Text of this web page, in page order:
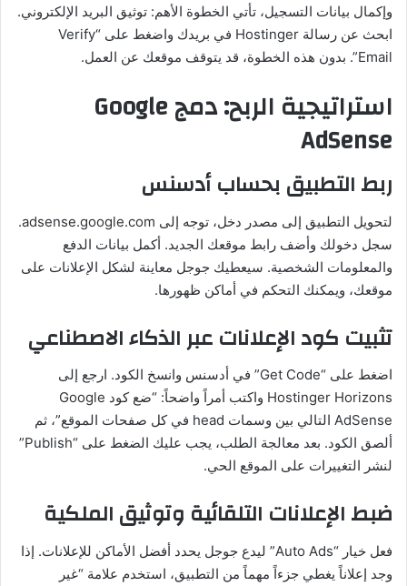
وإكمال بيانات التسجيل، تأتي الخطوة الأهم: توثيق البريد الإلكتروني.
ابحث عن رسالة Hostinger في بريدك واضغط على “Verify
Email”. بدون هذه الخطوة، قد يتوقف موقعك عن العمل.
استراتيجية الربح: دمج Google
AdSense
ربط التطبيق بحساب أدسنس
لتحويل التطبيق إلى مصدر دخل، توجه إلى adsense.google.com.
سجل دخولك وأضف رابط موقعك الجديد. أكمل بيانات الدفع
والمعلومات الشخصية. سيعطيك جوجل معاينة لشكل الإعلانات على
موقعك، ويمكنك التحكم في أماكن ظهورها.
تثبيت كود الإعلانات عبر الذكاء الاصطناعي
اضغط على “Get Code” في أدسنس وانسخ الكود. ارجع إلى
Hostinger Horizons واكتب أمراً واضحاً: “ضع كود Google
AdSense التالي بين وسمات head في كل صفحات الموقع”، ثم
ألصق الكود. بعد معالجة الطلب، يجب عليك الضغط على “Publish”
لنشر التغييرات على الموقع الحي.
ضبط الإعلانات التلقائية وتوثيق الملكية
فعل خيار “Auto Ads” ليدع جوجل يحدد أفضل الأماكن للإعلانات. إذا
وجد إعلاناً يغطي جزءاً مهماً من التطبيق، استخدم علامة “غير